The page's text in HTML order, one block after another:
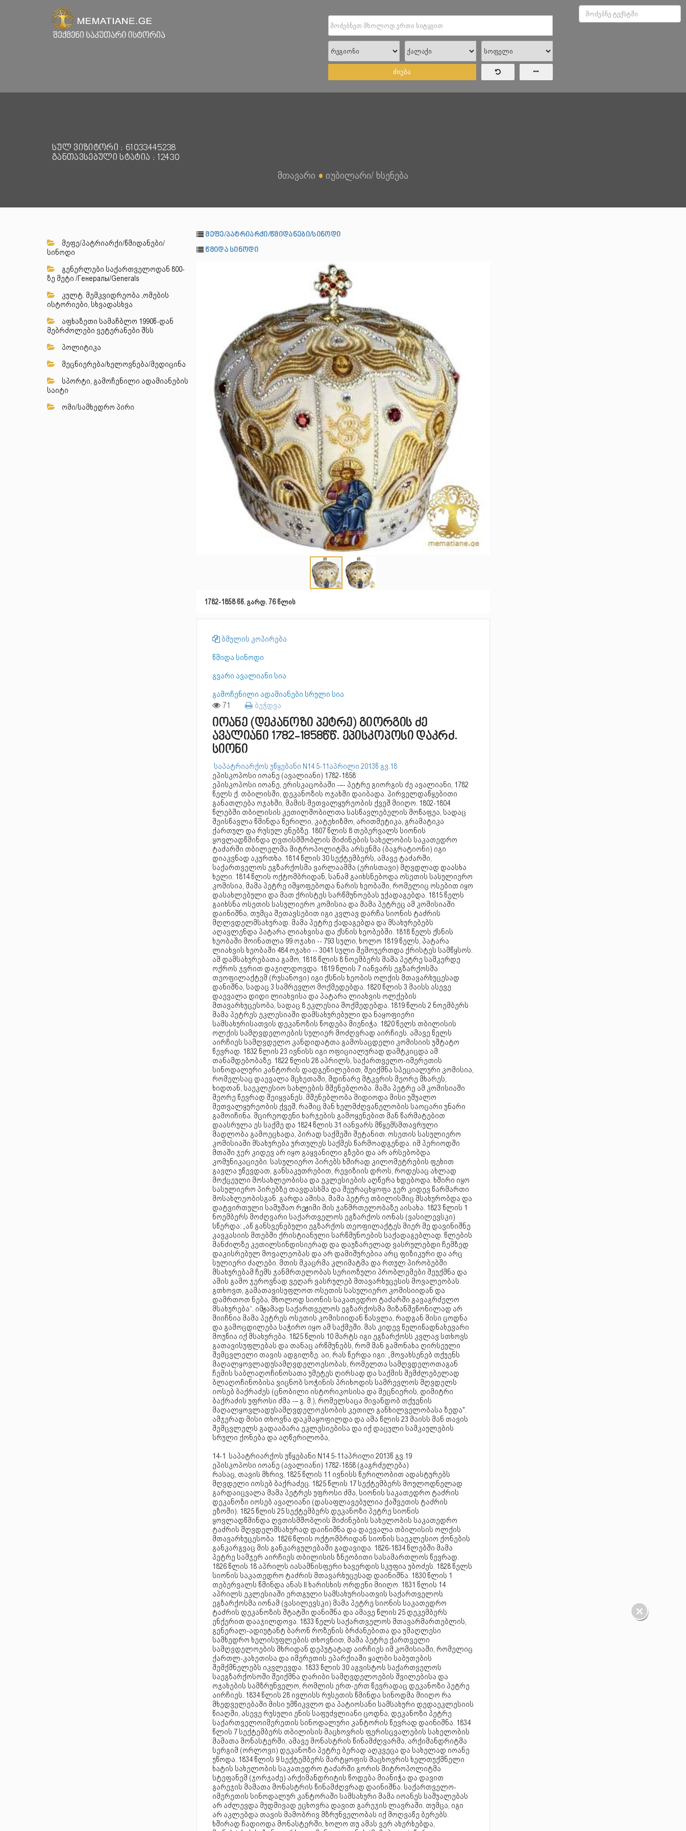
ძიება
სულ ვიზიტორი : 61033445238
განთავსებული სტატია : 12430
მთავარი ● იუბილარი/ ხსენება
მეფე/პატრიარქი/წმიდანები/
სინოდი
გენერლები საქართველოდან 800-
ზე მეტი /Генералы/Generals
კულტ. მემკვიდრეობა ,ომების
ისტორიები, სხვადასხვა
აფხაზეთი სამაჩბლო 1990წ-დან
მებრძოლები ვეტერანები შსს
პოლიტიკა
მეცნიერება/ხელოვნება/მედიცინა
სპორტი, გამოჩენილი ადამიანების
საიტი
ომი/სამხედრო პირი
მეფე/პატრიარქი/წმიდანები/სინოდი
წმიდა სინოდი
1782-1858 წწ. გარდ. 76 წლის
ბმულის კოპირება
წმიდა სინოდი
გვარი ავალიანი სია
გამოჩენილი ადამიანები სრული სია
71 ბეჭდვა
იოანე (დეკანოზი პეტრე) გიორგის ძე
ავალიანი 1782-1858წწ. ეპისკოპოსი დაკრძ.
სიონი
საპატრიარქოს უწყებანი N14 5-11აპრილი 2013წ გვ.18
ეპისკოპოსი იოანე (ავალიანი) 1782-1858
ეპისკოპოსი იოანე, ერისკაცობაში -–- პეტრე გიორგის ძე ავალიანი, 1782
წელს ქ. თბილისში, დეკანოზის ოჯახში დაიბადა. პირველდაწყებითი
განათლება ოჯახში, მამის მეთვალყურეობის ქვეშ მიიღო. 1802-1804
წლებში თბილისის კეთილშობილთა სასწავლებელის მოწაფეა, სადაც
შეისწავლა წმინდა წერილი, კატეხიზმო, არითმეტიკა, გრამატიკა
ქართულ და რუსულ ენებზე. 1807 წლის 8 თებერვალს სიონის
ყოვლადწმინდა ღვთისმშობლის მიძინების სახელობის საკათედრო
ტაძარში თბილელმა მიტროპოლიტმა არსენმა (ბაგრატიონი) იგი
დიაკვნად აკურთხა. 1814 წლის 30 სექტემბერს, ამავე ტაძარში,
საქართველოს ეგზარქოსმა ვარლაამმა (ერისთავი) მღვდლად დაასხა
ხელი. 1814 წლის ოქტომბრიდან, სანამ გაიხსნებოდა ოსეთის სასულიერო
კომისია, მამა პეტრე იმყოფებოდა ნარის ხეობაში, რომელიც ოსებით იყო
დასახლებული და მათ ქრისტეს სარწმუნოებას უქადაგებდა. 1815 წელს
გაიხსნა ოსეთის სასულიერო კომისია და მამა პეტრეც ამ კომისიაში
დაინიშნა, თუმცა შეთავსებით იგი კვლავ დარჩა სიონის ტაძრის
მღლვდელმსახურად. მამა პეტრე ქადაგებდა და მსახურებებს
აღავლენდა პატარა ლიახვისა და ქსნის ხეობებში. 1818 წელს ქსნის
ხეობაში მოინათლა 99 ოჯახი -- 793 სული, ხოლო 1819 წელს, პატარა
ლიახვის ხეობაში 484 ოჯახი -- 3041 სული შემოუერთდა ქრისტეს სამწყსოს.
ამ დამსახურებათა გამო, 1818 წლის 8 ნოემბერს მამა პეტრე სამკერდე
ოქროს ჯვრით დაჯილდოვდა. 1819 წლის 7 იანვარს ეგზარქოსმა
თეოფილაქტემ (რუსანოვი) იგი ქსნის ხეობის ოლქის მთავარხუცესად
დანიშნა, სადაც 3 სამრევლო მოქმედებდა. 1820 წლის 3 მაისს ასევე
დაევალა დიდი ლიახვისა და პატარა ლიახვის ოლქების
მთავარხუცესობა, სადაც 8 ეკლესია მოქმედებდა. 1819 წლის 2 ნოემბერს
მამა პეტრეს ეკლესიაში დამსახურებული და ნაყოფიერი
სამსახურისათვის დეკანოზის წოდება მიენიჭა. 1820 წელს თბილისის
ოლქის სამღვდელოების სულიერ მოძღვრად აირჩიეს. ამავე წელს
აირჩიეს სამღვდელო კანდიდატთა გამოსაცდელი კომისიის უშტატო
წევრად. 1832 წლის 23 ივნისს იგი ოფიციალურად დამტკიცდა ამ
თანამდებობაზე. 1822 წლის 28 აპრილს, საქართველო-იმერეთის
სინოდალური კანტორის დადგენილებით, შეიქმნა სპეციალური კომისია,
რომელსაც დაევალა მცხეთაში, მდინარე მტკვრის მეორე მხარეს,
ხიდთან, საეკლესიო სახლების მშენებლობა. მამა პეტრე ამ კომისიაში
მეორე წევრად შეიყვანეს. მშენებლობა მიდიოდა მისი უშუალო
მეთვალყურეობის ქვეშ, რაშიც მან ხელმძღვანელობის საოცარი უნარი
გამოიჩინა. მცირეოდენი ხარჯების გამოყენებით მან წარმატებით
დაასრულა ეს საქმე და 1824 წლის 31 იანვარს მწყემსმთავრული
მადლობა გამოეცხადა, პირად საქმეში შეტანით. ოსეთის სასულიერო
კომისიაში მსახურება ურთულეს საქმეს წარმოადგენდა. იმ პერიოდში
მთაში ჯერ კიდევ არ იყო გაყვანილი გზები და არ არსებობდა
კომუნიკაციები. სასულიერო პირებს ხშირად კილომეტრების ფეხით
გავლა უწევდათ, განსაკუთრებით, რევიზიის დროს, როდესაც ახლად
მოქცეული მოსახლეობისა და ეკლესიების აღწერა ხდებოდა. ხშირი იყო
სასულიერო პირებზე თავდასხმა და შეურაცხყოფა ჯერ კიდევ წარმართი
მოსახლეობისგან. გარდა ამისა, მამა პეტრე თბილისშიც მსახურობდა და
დატვირთული სამუშაო რეჟიმი მის ჯანმრთელობაზე აისახა. 1823 წლის 1
ნოემბერს მოძღვარი საქართველოს ეგზარქოს იონას (ვასილევსკი)
სწერდა: „აწ განსვენებული ეგზარქოს თეოფილაქტეს მიერ მე დავინიშნე
კავკასიის მთებში ქრისტიანული სარწმუნოების საქადაგებლად. წლების
მანძილზე კეთილსინდისიერად და დაუზარელად ვასრულებდი ჩემზედ
დაკისრებულ მოვალეობას და არ დამიშურებია არც ფიზიკური და არც
სულიერი ძალები. მთის მკაცრმა კლიმატმა და რთულ პირობებში
მსახურებამ ჩემს ჯანმრთელობას სერიოზული პრობლემები შეუქმნა და
ამის გამო ჯეროვნად ვეღარ ვასრულებ მთავარხუცესის მოვალეობას.
გთხოვთ, გამათავისუფლოთ ოსეთის სასულიერო კომისიიდან და
დამრთოთ ნება, მხოლოდ სიონის საკათედრო ტაძარში გავაგრძელო
მსახურება“. იმჟამად საქართველოს ეგზარქოსმა მიზანშეწონილად არ
მიიჩნია მამა პეტრეს ოსეთის კომისიიდან წასვლა, რადგან მისი ცოდნა
და გამოცდილება საჭირო იყო ამ საქმეში. მას კიდევ წელიწადნახევარი
მოუწია იქ მსახურება. 1825 წლის 10 მარტს იგი ეგზარქოსს კვლავ სთხოვს
გათავისუფლებას და თანაც არწმუნებს, რომ მან გამონახა ღირსეული
შემცვლელი თავის ადგილზე. აი, რას წერდა იგი: „მოვახსენებ თქუენს
მაღალყოვლადუსამღვდელოესობას, რომელთა სამღვდელოთაგან
ჩემის საბლაღოჩინოსათა უმეტეს ღირსად და საქმის შემძლებელად
ბლაღოჩინობისა ვიცნობ სოჭინის პრიხოდის სამრევლოს მღვდელს
იოსებ ბაქრაძეს (ცნობილი ისტორიკოსისა და მეცნიერის, დიმიტრი
ბაქრაძის უფროსი ძმა -– გ. მ.), რომელსაცა მივანდობ თქუენის
მაღალყოვლადუსამღვდელოესობის კეთილ განხილველობასა ზედა".
ამჯერად მისი თხოვნა დაკმაყოფილდა და ამა წლის 23 მაისს მან თავის
შემცვლელს გადააბარა ეკლესიებისა და იქ დაცული სამკაულების
სრული ქონება და აღწერილობა,
14-1 საპატრიარქოს უწყებანი N14 5-11აპრილი 2013წ გვ.19
ეპისკოპოსი იოანე (ავალიანი) 1782-1858 (გაგრძელება)
რასაც, თავის მხრივ, 1825 წლის 11 ივნისს წერილობით ადასტურებს
მღვდელი იოსებ ბაქრაძეც. 1825 წლის 17 სექტემბერს მოულოდნელად
გარდაიცვალა მამა პეტრეს უფროსი ძმა, სიონის საკათედრო ტაძრის
დეკანოზი იოსებ ავალიანი (დასაფლავებულია ქაშვეთის ტაძრის
ეზოში). 1825 წლის 25 სექტემბერს დეკანოზი პეტრე სიონის
ყოვლადწმინდა ღვთისმშობლის მიძინების სახელობის საკათედრო
ტაძრის მღვდელმსახურად დაინიშნა და დაევალა თბილისის ოლქის
მთავარხუცესობა. 1826 წლის ოქტომბრიდან სიონის საეკლესიო ქონების
განკარგვაც მის განკარგულებაში გადავიდა. 1826-1834 წლებში მამა
პეტრე სამჯერ აირჩიეს თბილისის ზნეობითი სასამართლოს წევრად.
1826 წლის 18 აპრილს იასამნისფერი ხავერდის სკუფია უბოძეს. 1828 წელს
სიონის საკათედრო ტაძრის მთავარხუცესად დაინიშნა. 1830 წლის 1
თებერვალს წმინდა ანას II ხარისხის ორდენი მიიღო. 1831 წლის 14
აპრილს ეკლესიაში ერთგული სამსახურისათვის საქართველოს
ეგზარქოსმა იონამ (ვასილევსკი) მამა პეტრე სიონის საკათედრო
ტაძრის დეკანოზის შტატში დანიშნა და ამავე წლის 25 დეკემბერს
ენქერით დააჯილდოვა. 1833 წელს საქართველოს მთავარმართებლის,
გენერალ-ადიუტანტ ბარონ როზენის ბრძანებითა და უმაღლესი
სამხედრო ხელისუფლების თხოვნით, მამა პეტრე ქართველი
სამღვდელოების მხრიდან დეპუტატად აირჩიეს იმ კომისიაში, რომელიც
ქართლ-კახეთისა და იმერეთის ეპარქიაში ყალბი საბუთების
შემქმნელებს იკვლევდა. 1833 წლის 30 აგვისტოს საქართველოს
საეგზარქოსოში შეიქმნა ღარიბი სამღვდელოების შვილებისა და
ოჯახების სამზრუნველო, რომლის ერთ-ერთ წევრადაც დეკანოზი პეტრე
აირჩიეს. 1834 წლის 28 ივლისს რუსეთის წმინდა სინოდმა მიიღო რა
მხედველებაში მისი უმწიკვლო და პატიოსანი სამსახური დედაეკლესიის
წიაღში, ასევე რუსული ენის საფუძვლიანი ცოდნა, დეკანოზი პეტრე
საქართველოიმერეთის სინოდალური კანტორის წევრად დაინიშნა. 1834
წლის 7 სექტემბერს თბილისის მაცხოვრის ფერისცვალების სახელობის
მამათა მონასტერში, ამავე მონასტრის წინამძღვარმა, არქიმანდრიტმა
სერგიმ (ორლოვი) დეკანოზი პეტრე ბერად აღკვეცა და სახელად იოანე
უწოდა. 1834 წლის 9 სექტემბერს მარტყოფის მაცხოვრის ხელთუქმნელი
ხატის სახელობის საკათედრო ტაძარში გორის მიტროპოლიტმა
სტეფანემ (ჯორჯაძე) არქიმანდრიტის წოდება მიანიჭა და დავით
გარეჯის მამათა მონასტრის წინამძღვრად დაინიშნა. საქართველო-
იმერეთის სინოდალურ კანტორაში სამსახური მამა იოანეს საშუალებას
არ აძლევდა მუდმივად ეცხოვრა დავით გარეჯის ლავრაში. თუმცა, იგი
არ აკლებდა თავის მამობრივ მზრუნველობას იქ მოღვაწე ბერებს.
ხშირად ჩადიოდა მონასტერში, ხოლო თუ ამას ვერ ახერხებდა,